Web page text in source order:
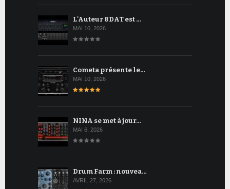
L'Auteur 8DAT est …
MAI 10, 2026
Cometa présente le…
MAI 10, 2026
NINA se met à jour…
MAI 6, 2026
Drum Farm : nouvea…
AVRIL 27, 2026